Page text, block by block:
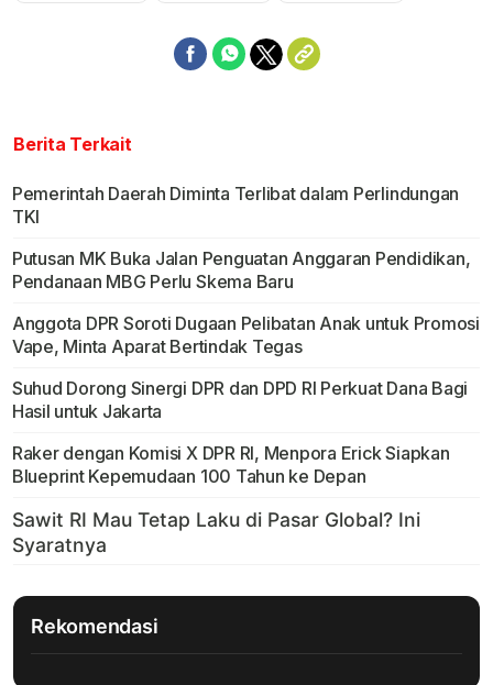
Berita Terkait
Pemerintah Daerah Diminta Terlibat dalam Perlindungan
TKI
Putusan MK Buka Jalan Penguatan Anggaran Pendidikan,
Pendanaan MBG Perlu Skema Baru
Anggota DPR Soroti Dugaan Pelibatan Anak untuk Promosi
Vape, Minta Aparat Bertindak Tegas
Suhud Dorong Sinergi DPR dan DPD RI Perkuat Dana Bagi
Hasil untuk Jakarta
Raker dengan Komisi X DPR RI, Menpora Erick Siapkan
Blueprint Kepemudaan 100 Tahun ke Depan
Rekomendasi